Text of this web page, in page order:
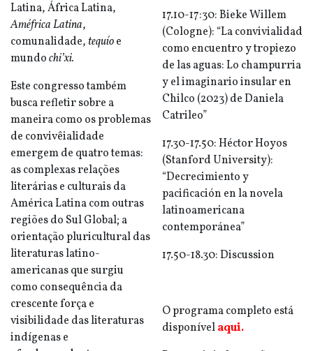
Latina, África Latina,
Améfrica Latina,
comunalidade,tequíoe
mundochi’xi.
Este congresso também
busca refletir sobre a
maneira como os problemas
de convivêialidade
emergem de quatro temas:
as complexas relações
literárias e culturais da
América Latina com outras
regiões do Sul Global; a
orientação pluricultural das
literaturas latino-
americanas que surgiu
como consequência da
crescente força e
visibilidade das literaturas
indígenas e
17.10-17:30: Bieke Willem
(Cologne): “La convivialidad
como encuentro y tropiezo
de las aguas: Lo champurria
y el imaginario insular en
Chilco (2023) de Daniela
Catrileo”
17.30-17.50: Héctor Hoyos
(Stanford University):
“Decrecimiento y
pacificación en la novela
latinoamericana
contemporánea”
17.50-18.30: Discussion
O programa completo está
disponívelaqui.